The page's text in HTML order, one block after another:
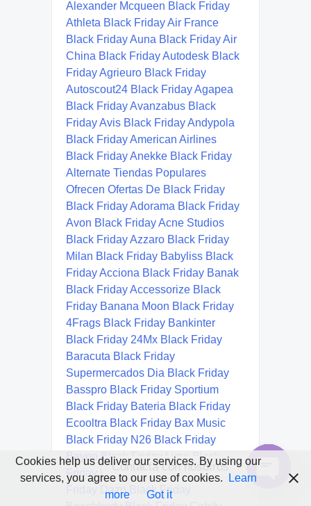
Cookies help us deliver our services. By using our
services, you agree to our use of cookies.
Learn
more
Got it
Contacta con nosotros